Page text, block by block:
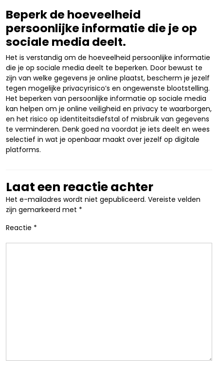
Beperk de hoeveelheid
persoonlijke informatie die je op
sociale media deelt.
Het is verstandig om de hoeveelheid persoonlijke informatie
die je op sociale media deelt te beperken. Door bewust te
zijn van welke gegevens je online plaatst, bescherm je jezelf
tegen mogelijke privacyrisico’s en ongewenste blootstelling.
Het beperken van persoonlijke informatie op sociale media
kan helpen om je online veiligheid en privacy te waarborgen,
en het risico op identiteitsdiefstal of misbruik van gegevens
te verminderen. Denk goed na voordat je iets deelt en wees
selectief in wat je openbaar maakt over jezelf op digitale
platforms.
Laat een reactie achter
Het e-mailadres wordt niet gepubliceerd. Vereiste velden
zijn gemarkeerd met *
Reactie *